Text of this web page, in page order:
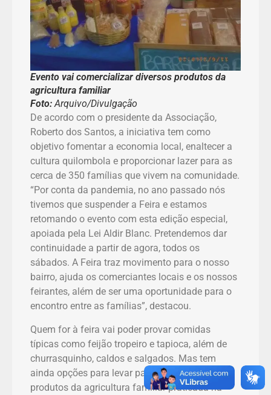
Evento vai comercializar diversos produtos da
agricultura familiar
Foto:Arquivo/Divulgação
De acordo com o presidente da Associação,
Roberto dos Santos, a iniciativa tem como
objetivo fomentar a economia local, enaltecer a
cultura quilombola e proporcionar lazer para as
cerca de 350 famílias que vivem na comunidade.
“Por conta da pandemia, no ano passado nós
tivemos que suspender a Feira e estamos
retomando o evento com esta edição especial,
apoiada pela Lei Aldir Blanc. Pretendemos dar
continuidade a partir de agora, todos os
sábados. A Feira traz movimento para o nosso
bairro, ajuda os comerciantes locais e os nossos
feirantes, além de ser uma oportunidade para o
encontro entre as famílias”, destacou.
Quem for à feira vai poder provar comidas
típicas como feijão tropeiro e tapioca, além de
churrasquinho, caldos e salgados. Mas tem
ainda opções para levar para casa, como os
produtos da agricultura familiar praticada na